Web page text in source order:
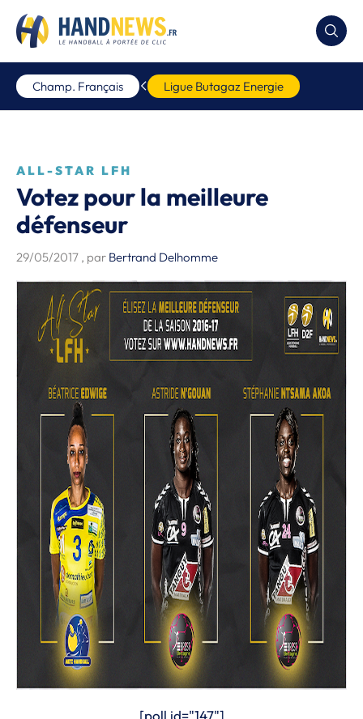
Champ. Français Ligue Butagaz Energie
ALL-STAR LFH
Votez pour la meilleure
défenseur
29/05/2017 , par Bertrand Delhomme
[poll id="147"]